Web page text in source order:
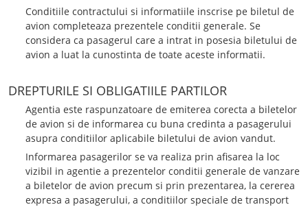
Conditiile contractului si informatiile inscrise pe biletul de
avion completeaza prezentele conditii generale. Se
considera ca pasagerul care a intrat in posesia biletului de
avion a luat la cunostinta de toate aceste informatii.
DREPTURILE SI OBLIGATIILE PARTILOR
Agentia este raspunzatoare de emiterea corecta a biletelor
de avion si de informarea cu buna credinta a pasagerului
asupra conditiilor aplicabile biletului de avion vandut.
Informarea pasagerilor se va realiza prin afisarea la loc
vizibil in agentie a prezentelor conditii generale de vanzare
a biletelor de avion precum si prin prezentarea, la cererea
expresa a pasagerului, a conditiilor speciale de transport